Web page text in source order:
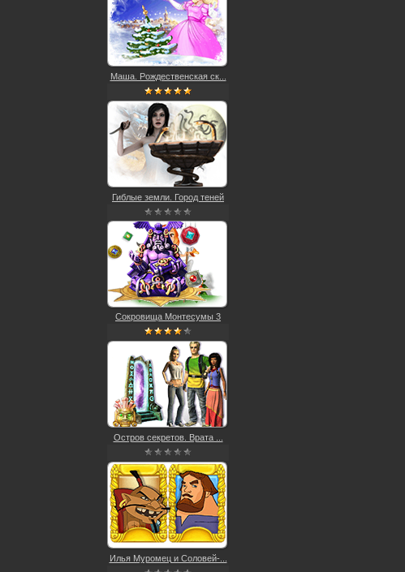
Маша. Рождественская ск...
Гиблые земли. Город теней
Сокровища Монтесумы 3
Остров секретов. Врата ...
Илья Муромец и Соловей-...